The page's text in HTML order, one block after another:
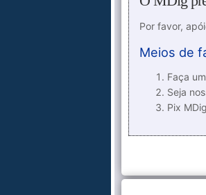
Por favor,
Meios de
Faça
Seja
Pix